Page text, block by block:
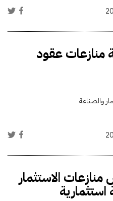
منازعات عقود
والصناعة
منازعات الاستثمار